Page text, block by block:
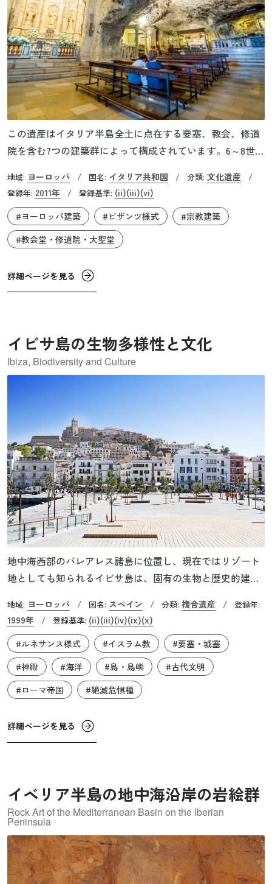
この遺産はイタリア半島全土に点在する要塞、教会、修道
院を含む7つの建築群によって構成されています。6～8世
を広く統治し、独自の文化を発展させました。これらの建
築物は在りし日のロンゴバルド王国の面影を現在に残して
います。その建築様式は、古代ローマの伝統やキリスト教
の精神性、ビザンツ文化、北欧のゲルマン様式を統合させ
たもので、古代から中世へと続く時代の変遷を物語ってい
ます。
地域: ヨーロッパ / 国名: イタリア共和国 / 分類: 文化遺産
/
登録年: 2011年 / 登録基準: (ii)(iii)(vi)
#ヨーロッパ建築
#ビザンツ様式
#宗教建築
#教会堂・修道院・大聖堂
詳細ページを見る
イビサ島の生物多様性と文化
Ibiza, Biodiversity and Culture
地中海西部のバレアレス諸島に位置し、現在ではリゾート
地としても知られるイビサ島は、固有の生物と歴史的建造
カ」と呼ばれる海草は、地中海沿岸にのみ分布する固有種
であり、その中でもイビサ島周辺のものは最も良好な保存
状態にあるとされています。この海草草原は、絶滅危惧種
を含む多様な海洋生物の産卵・生育の場として重要であ
り、また、海岸を嵐から守る天然の防波堤としても機能し
ています。さらに、1ヘクタールあたり年間21トンのバイオ
に匹敵します。
地域: ヨーロッパ / 国名: スペイン / 分類: 複合遺産 / 登録年:
1999年 / 登録基準: (ii)(iii)(iv)(ix)(x)
#ルネサンス様式
#イスラム教
#要塞・城塞
#神殿
#海洋 #島・島嶼
#古代文明
#ローマ帝国
#絶滅危惧種
詳細ページを見る
イベリア半島の地中海沿岸の岩絵群
Rock Art of the Mediterranean Basin on the Iberian
Peninsula